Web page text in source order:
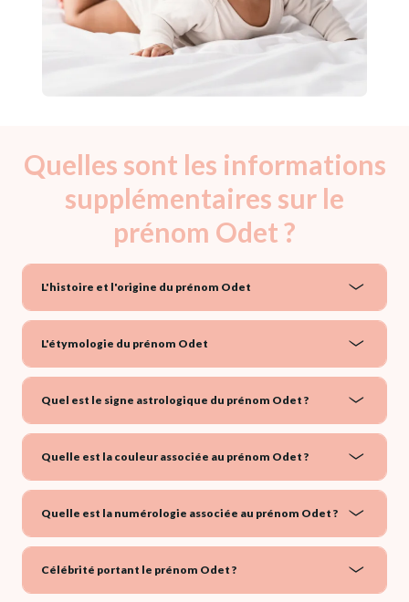
Quelles sont les informations
supplémentaires sur le
prénom Odet ?
L'histoire et l'origine du prénom Odet
L'étymologie du prénom Odet
Quel est le signe astrologique du prénom Odet ?
Quelle est la couleur associée au prénom Odet ?
Quelle est la numérologie associée au prénom Odet ?
Célébrité portant le prénom Odet ?